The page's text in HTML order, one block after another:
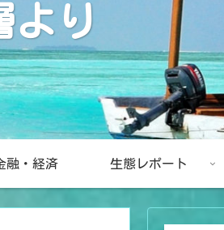
より
融・経済 生態レポート